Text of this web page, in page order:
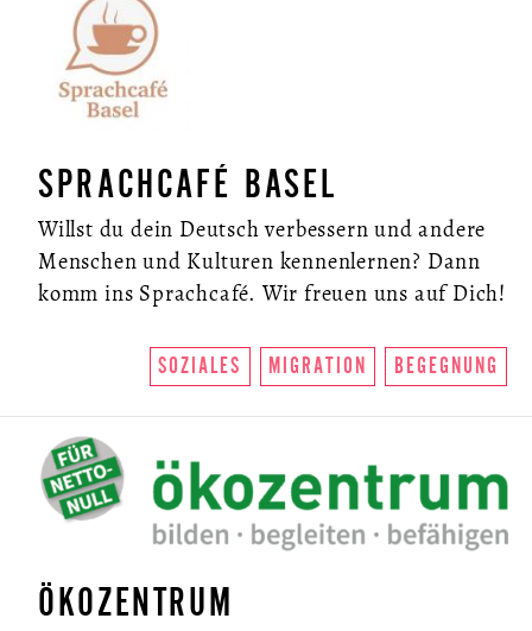
SPRACHCAFÉ BASEL
Willst du dein Deutsch verbessern und andere
Menschen und Kulturen kennenlernen? Dann
komm ins Sprachcafé. Wir freuen uns auf Dich!
SOZIALES MIGRATION BEGEGNUNG
ÖKOZENTRUM